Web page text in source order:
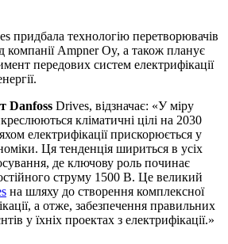
придбала технологію перетворювачів
Ampner Oy, а також планує
передових систем електрифікації
Danfoss Drives, відзначає: «У міру
кліматичні цілі на 2030
електрифікації прискорюється у
Ця тенденція шириться в усіх
де ключову роль починає
струму 1500 В. Це великий
на шляху до створення комплексної
а отже, забезпечення правильних
у їхніх проектах з електрифікації.»